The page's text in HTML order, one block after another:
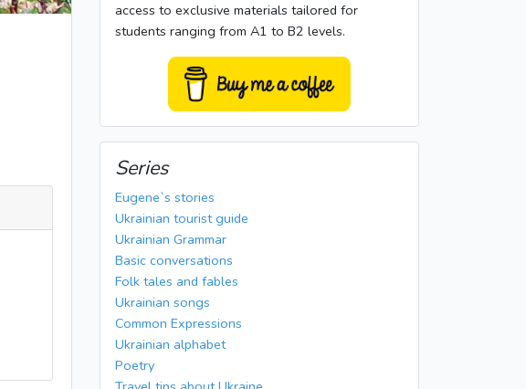
access to exclusive materials tailored for
students ranging from A1 to B2 levels.
Series
Eugene`s stories
Ukrainian tourist guide
Ukrainian Grammar
Basic conversations
Folk tales and fables
Ukrainian songs
Common Expressions
Ukrainian alphabet
Poetry